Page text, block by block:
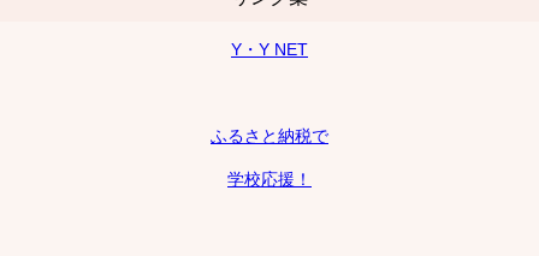
Y・Y NET
ふるさと納税で
学校応援！